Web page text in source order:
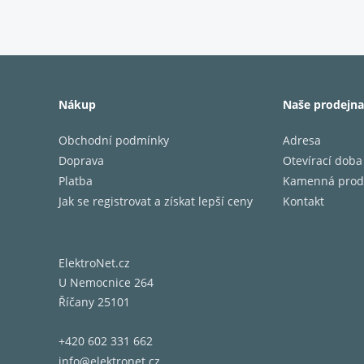
výš.
Díky
Jeho
je jen
Nákup
Obchodní podmínky
Doprava
Platba
Jak se registrovat a získat lepší ceny
Naše prodejna
Adresa
Otevírací doba
Kamenná
Kontakt
ElektroNet.cz
U Nemocnice 264
Říčany 25101
+420 602 331 662